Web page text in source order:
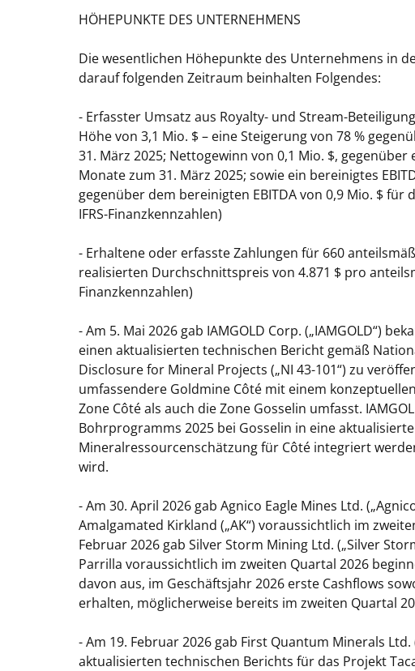
HÖHEPUNKTE DES UNTERNEHMENS
Die wesentlichen Höhepunkte des Unternehmens in
darauf folgenden Zeitraum beinhalten Folgendes:
- Erfasster Umsatz aus Royalty- und Stream-
Höhe von 3,1 Mio. $ – eine Steigerung von 78 %
31. März 2025; Nettogewinn von 0,1 Mio. $,
Monate zum 31. März 2025; sowie ein bereinigtes
gegenüber dem bereinigten EBITDA von 0,9 Mio. $
IFRS-Finanzkennzahlen)
- Erhaltene oder erfasste Zahlungen für 660
realisierten Durchschnittspreis von 4.871 $ pro
Finanzkennzahlen)
- Am 5. Mai 2026 gab IAMGOLD Corp. („IAMGOLD“)
einen aktualisierten technischen Bericht gemäß
Disclosure for Mineral Projects („NI 43-101“) zu
umfassendere Goldmine Côté mit einem
Zone Côté als auch die Zone Gosselin umfasst.
Bohrprogramms 2025 bei Gosselin in eine
Mineralressourcenschätzung für Côté integriert
wird.
- Am 30. April 2026 gab Agnico Eagle Mines Ltd.
Amalgamated Kirkland („AK“) voraussichtlich im
Februar 2026 gab Silver Storm Mining Ltd. („Silver
Parrilla voraussichtlich im zweiten Quartal 2026
davon aus, im Geschäftsjahr 2026 erste Cashflows
erhalten, möglicherweise bereits im zweiten Quartal
- Am 19. Februar 2026 gab First Quantum Minerals
aktualisierten technischen Berichts für das Projekt